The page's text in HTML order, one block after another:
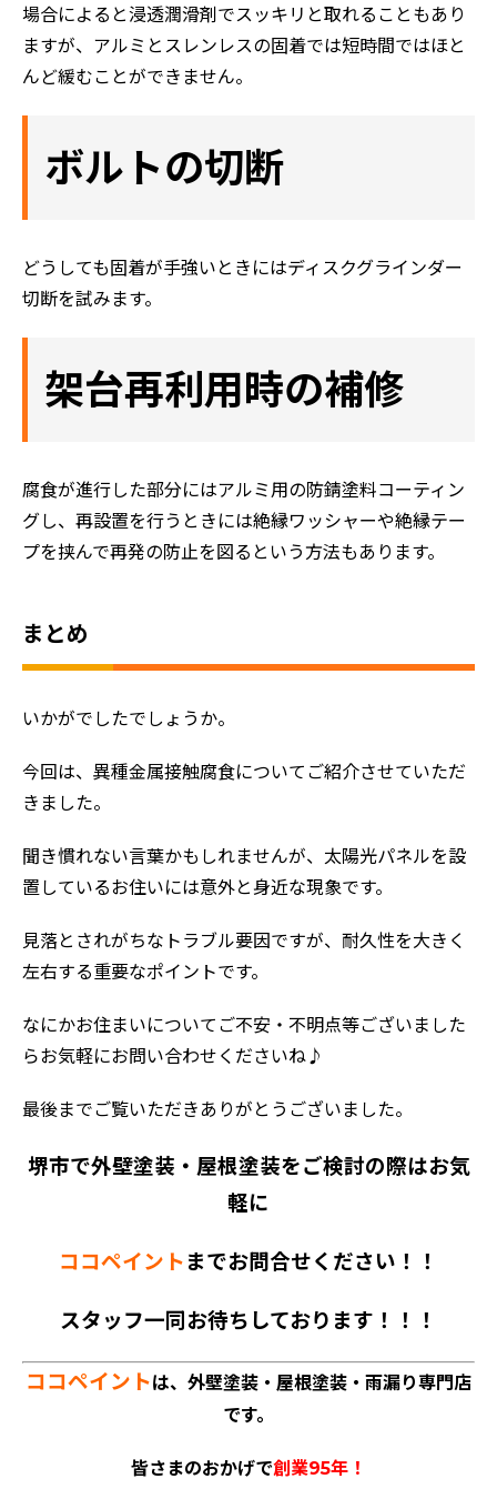
ホーム
初めての方へ
選ばれる理由
おすすめの塗装メニュー
場合によると浸透潤滑剤でスッキリと取れることもあり
ますが、アルミとスレンレスの固着では短時間ではほと
んど緩むことができません。
ボルトの切断
どうしても固着が手強いときにはディスクグラインダー
切断を試みます。
架台再利用時の補修
腐食が進行した部分にはアルミ用の防錆塗料コーティン
グし、再設置を行うときには絶縁ワッシャーや絶縁テー
プを挟んで再発の防止を図るという方法もあります。
まとめ
いかがでしたでしょうか。
今回は、異種金属接触腐食についてご紹介させていただ
きました。
聞き慣れない言葉かもしれませんが、太陽光パネルを設
置しているお住いには意外と身近な現象です。
見落とされがちなトラブル要因ですが、耐久性を大きく
左右する重要なポイントです。
なにかお住まいについてご不安・不明点等ございました
らお気軽にお問い合わせくださいね♪
最後までご覧いただきありがとうございました。
堺市で外壁塗装・屋根塗装をご検討の際はお気
軽に
ココペイント までお問合せください！！
スタッフ一同お待ちしております！！！
ココペイントは、外壁塗装・屋根塗装・雨漏り専門店
です。
皆さまのおかげで創業95年！